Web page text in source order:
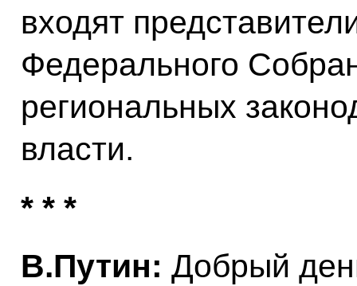
входят
Федерального
региональных
власти.
* * *
В.Путин: Добрый